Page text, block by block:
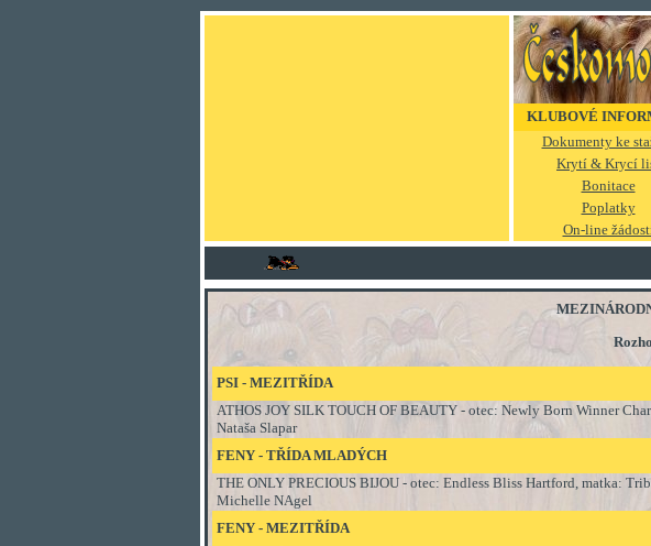
KLUBOVÉ
Dokumenty ke
Krytí & Krycí
Bonitace
Poplatky
On-line
PSI - MEZITŘÍDA
ATHOS JOY SILK TOUCH OF BEAUTY - otec: Newly Born Winner
Nataša Slapar
FENY - TŘÍDA MLADÝCH
THE ONLY PRECIOUS BIJOU - otec: Endless Bliss Hartford, matka:
Michelle NAgel
FENY - MEZITŘÍDA